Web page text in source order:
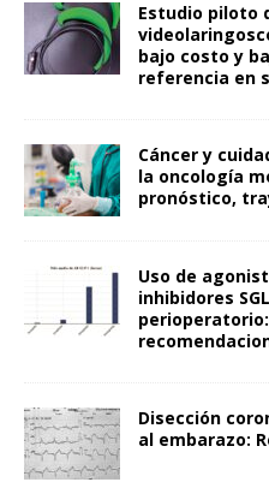
Estudio piloto
bajo costo y
referencia en
Cáncer y
la oncología
pronóstico,
Uso de
inhibidores
Disección
al embarazo: